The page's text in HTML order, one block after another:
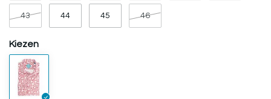
43 44 45 46
Kiezen